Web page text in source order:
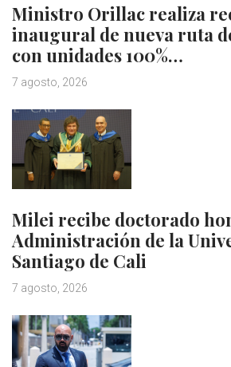
Ministro Orillac realiza
inaugural de nueva ruta
con unidades 100%…
7 agosto, 2026
Milei recibe doctorado
Administración de la
Santiago de Cali
7 agosto, 2026